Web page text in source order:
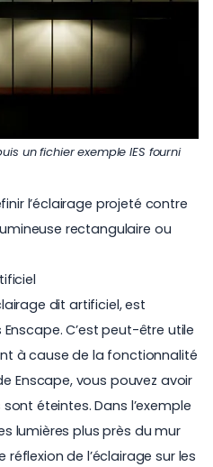
un fichier exemple IES fourni
l’éclairage projeté contre
rectangulaire ou
dit artificiel, est
C’est peut-être utile
à cause de la fonctionnalité
Enscape, vous pouvez avoir
éteintes. Dans l’exemple
lumières plus près du mur
de l’éclairage sur les